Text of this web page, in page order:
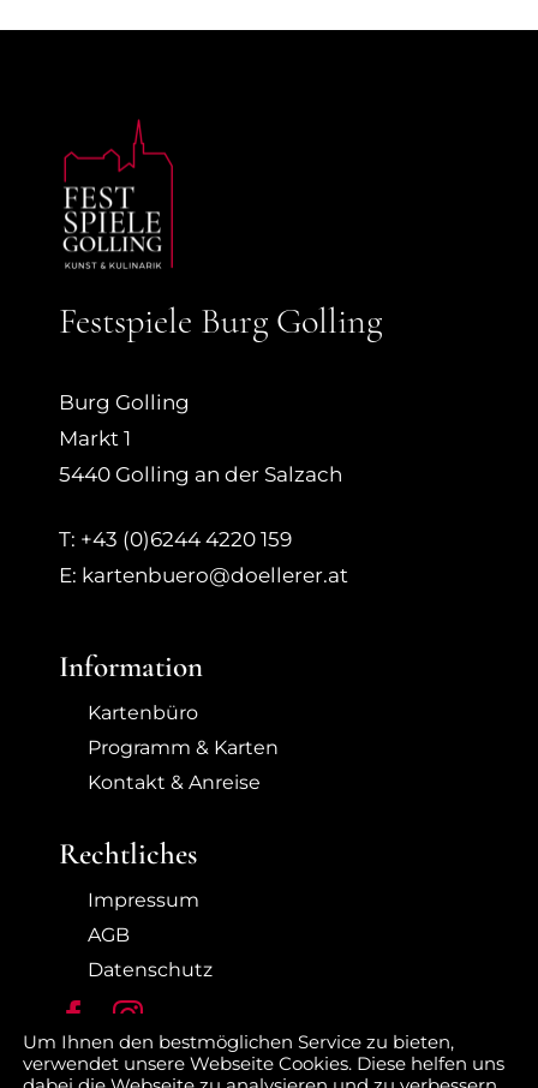
Festspiele Burg Golling
Burg Golling
Markt 1
5440 Golling an der Salzach
T: +43 (0)6244 4220 159
E: kartenbuero@doellerer.at
Information
Kartenbüro
Programm & Karten
Kontakt & Anreise
Rechtliches
Impressum
AGB
Datenschutz
Um Ihnen den bestmöglichen Service zu bieten,
verwendet unsere Webseite Cookies. Diese helfen uns